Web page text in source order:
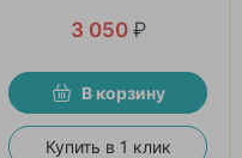
3 050 ₽
В корзину
Купить в 1 клик